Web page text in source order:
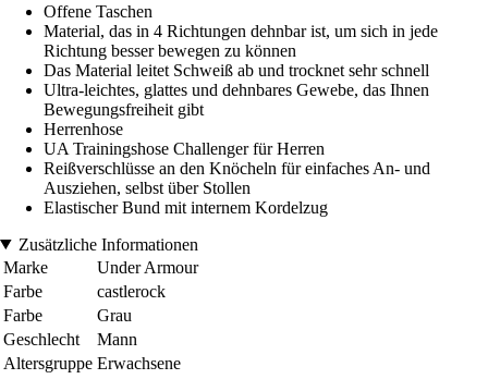
Offene Taschen
Material, das in 4 Richtungen dehnbar ist, um sich in jede
Richtung besser bewegen zu können
Das Material leitet Schweiß ab und trocknet sehr schnell
Ultra-leichtes, glattes und dehnbares Gewebe, das Ihnen
Bewegungsfreiheit gibt
Herrenhose
UA Trainingshose Challenger für Herren
Reißverschlüsse an den Knöcheln für einfaches An- und
Ausziehen, selbst über Stollen
Elastischer Bund mit internem Kordelzug
Zusätzliche Informationen
Marke
Under Armour
Farbe
castlerock
Farbe
Grau
Geschlecht
Mann
Altersgruppe Erwachsene